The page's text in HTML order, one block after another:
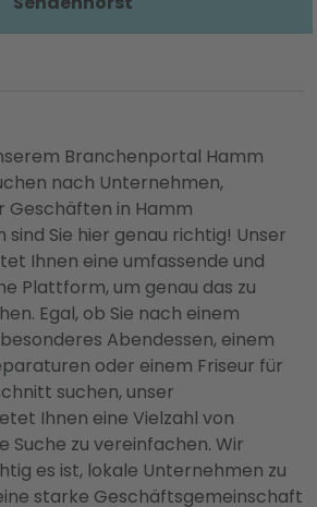
Branchenportal Hamm
nach Unternehmen,
Geschäften in Hamm
Sie hier genau richtig! Unser
Ihnen eine umfassende und
Plattform, um genau das zu
Egal, ob Sie nach einem
Abendessen, einem
oder einem Friseur für
suchen, unser
Ihnen eine Vielzahl von
Suche zu vereinfachen. Wir
es ist, lokale Unternehmen zu
starke Geschäftsgemeinschaft